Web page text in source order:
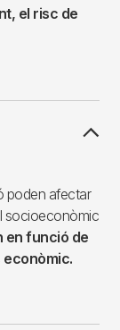
el risc de
poden afectar
socioeconòmic
en funció de
econòmic.